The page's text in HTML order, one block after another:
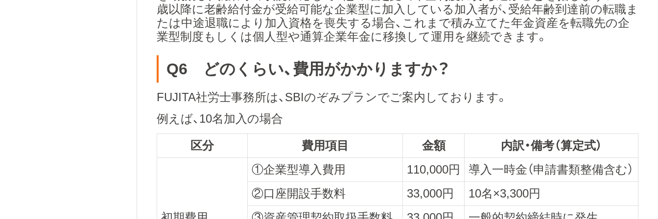
歳以降に老齢給付金が受給可能な企業型に加入している加入者が、受給年齢到達前の転職ま
たは中途退職により加入資格を喪失する場合、これまで積み立てた年金資産を転職先の企
業型制度もしくは個人型や通算企業年金に移換して運用を継続できます。
Q6 どのくらい、費用がかかりますか？
FUJITA社労士事務所は、SBIのぞみプランでご案内しております。
例えば、10名加入の場合
区分 費用項目 金額 内訳・備考（算定式）
①企業型導入費用 110,000円
導入一時金（申請書類整備含む）
②口座開設手数料
33,000円
10名×3,300円